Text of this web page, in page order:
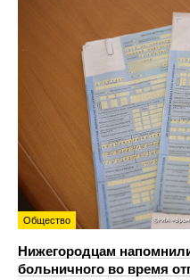
Общество
Нижегородцам
больничного во время